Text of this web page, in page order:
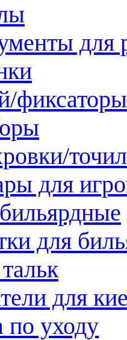
для
фиксаторы
для
для
для
по уходу